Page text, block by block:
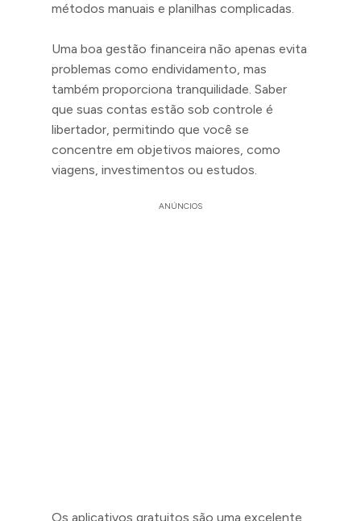
métodos manuais e planilhas complicadas.
Uma boa gestão financeira não apenas evita
problemas como endividamento, mas
também proporciona tranquilidade. Saber
que suas contas estão sob controle é
libertador, permitindo que você se
concentre em objetivos maiores, como
viagens, investimentos ou estudos.
ANÚNCIOS
Os aplicativos gratuitos são uma excelente